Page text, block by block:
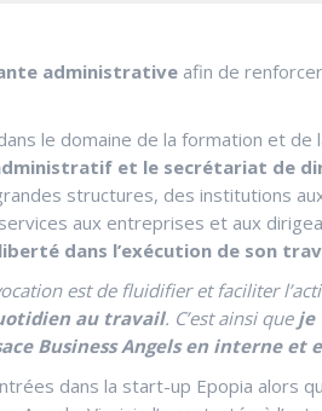
administrative afin de
le domaine de la formation et
et le secrétariat de
structures, des institutions
aux entreprises et aux
dans l’exécution de son
est de fluidifier et faciliter
au travail. C’est ainsi queje
Business Angels en interne et
dans la start-up Epopia alors